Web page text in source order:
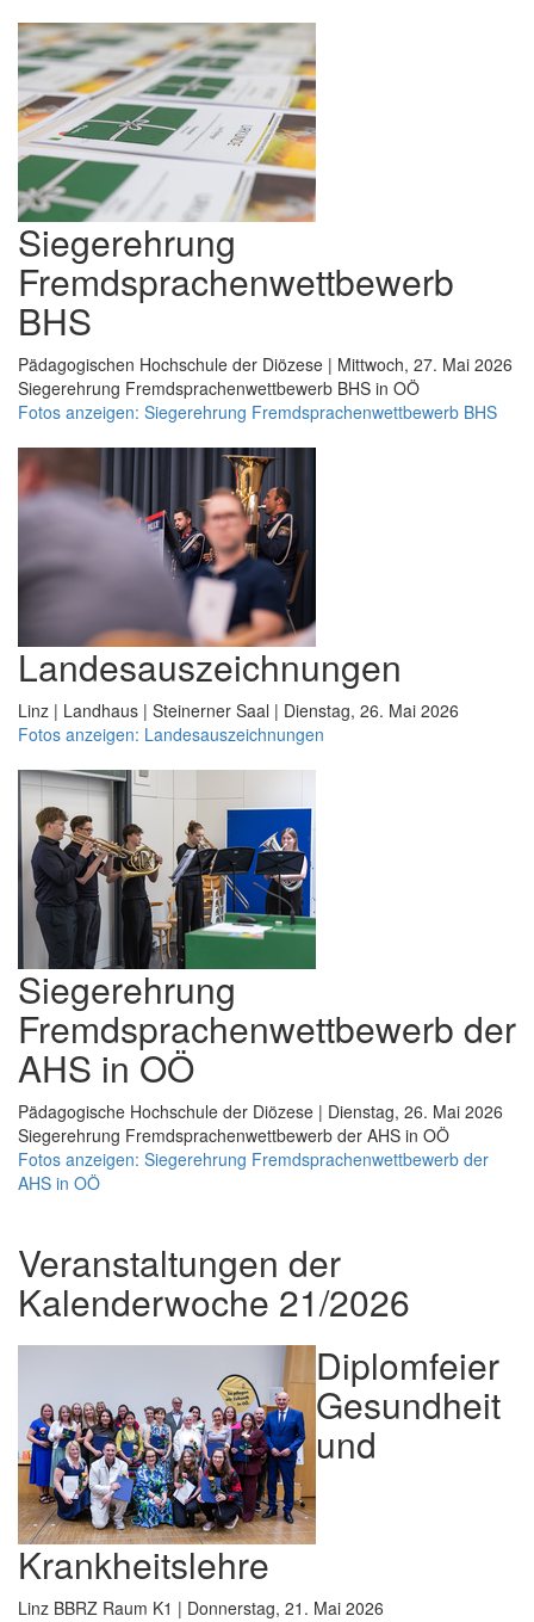
Siegerehrung
Fremdsprachenwettbewerb
BHS
Pädagogischen Hochschule der Diözese | Mittwoch, 27. Mai 2026
Siegerehrung Fremdsprachenwettbewerb BHS in OÖ
Fotos anzeigen: Siegerehrung Fremdsprachenwettbewerb BHS
Landesauszeichnungen
Linz | Landhaus | Steinerner Saal | Dienstag, 26. Mai 2026
Fotos anzeigen: Landesauszeichnungen
Siegerehrung
Fremdsprachenwettbewerb der
AHS in OÖ
Pädagogische Hochschule der Diözese | Dienstag, 26. Mai 2026
Siegerehrung Fremdsprachenwettbewerb der AHS in OÖ
Fotos anzeigen: Siegerehrung Fremdsprachenwettbewerb der
AHS in OÖ
Veranstaltungen der
Kalenderwoche 21/2026
Diplomfeier
Gesundheit
und
Krankheitslehre
Linz BBRZ Raum K1 | Donnerstag, 21. Mai 2026